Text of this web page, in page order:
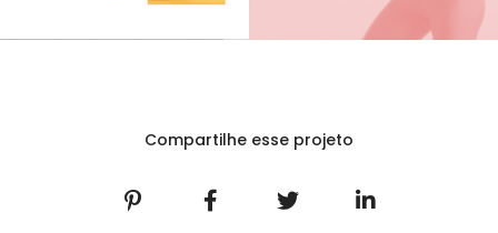
Compartilhe esse projeto